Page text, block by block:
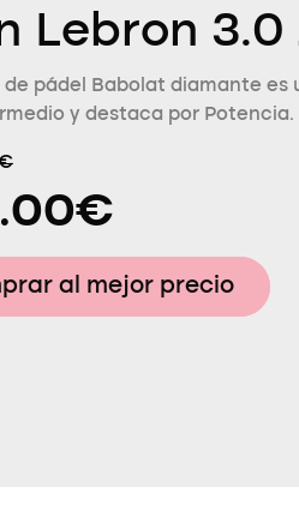
Lebron 3.0
de pádel Babolat diamante es
y destaca por Potencia.
al mejor precio